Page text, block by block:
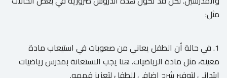
مثل:
1. في حالة أن الطفل يعاني من صعوبات في استيعاب مادة
معينة، مثل مادة الرياضيات. هنا يجب الاستعانة بمدرس رياضيات
ابتدائي لتوفير شرح إضافي للطفل لتعزيز فهمه.